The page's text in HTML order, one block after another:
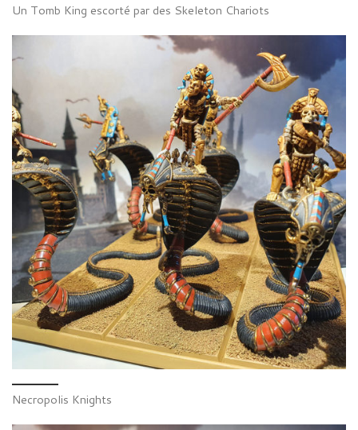
Un Tomb King escorté par des Skeleton Chariots
Necropolis Knights